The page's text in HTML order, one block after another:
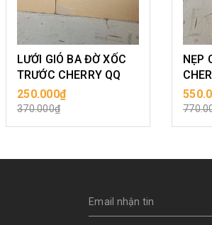
LƯỚI GIÓ BA ĐỜ XỐC
TRƯỚC CHERRY QQ
250.000₫
370.000₫
MUA HÀNG
NẸP